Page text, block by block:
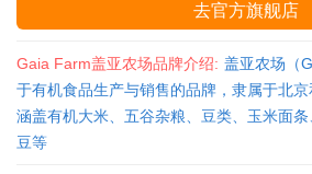
去官方旗舰店
Gaia Farm盖亚农场品牌介绍: 盖亚农场（
于有机食品生产与销售的品牌，隶属于北京
涵盖有机大米、五谷杂粮、豆类、玉米面
豆等